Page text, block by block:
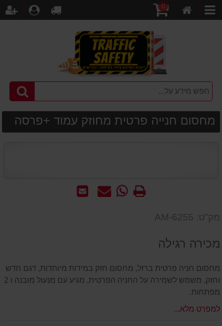
קטגוריות
קניות
0
לקופה
מחסום חנייה פרטית מחוזק עמוד +פרסה
שלח
שאל WhatsApp
מק"ט: AM-6255
מכירה רגילה
מחסום חניה פרטית ברזל, מחסום חזק במידות מיוחדות, דגם חדש
וחזק, משמש לשמירה על החניה הפרטית, מגיע עם מנעול מובנה ו 2
מפתחות.
למפרט מלא...